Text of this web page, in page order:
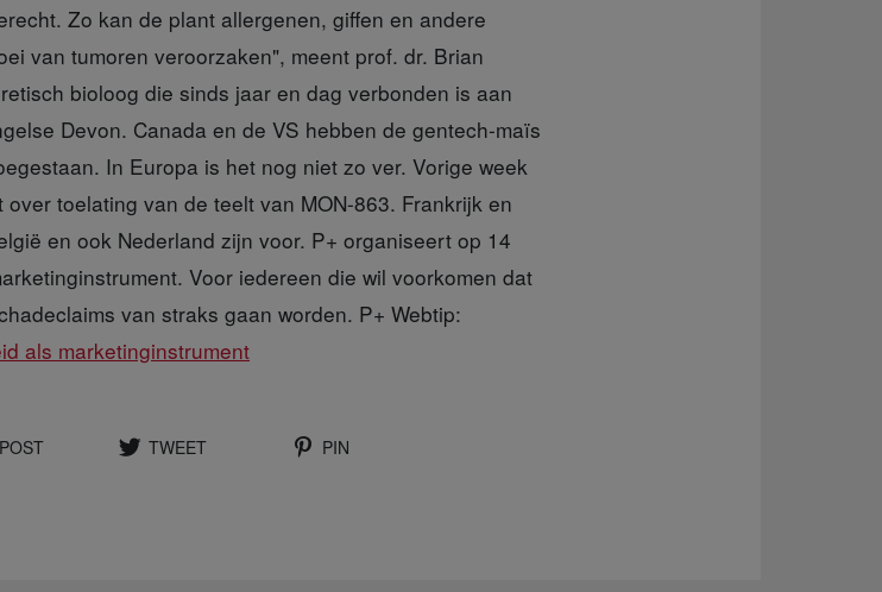
Zo kan de plant allergenen, giffen en andere
van tumoren veroorzaken", meent prof. dr. Brian
bioloog die sinds jaar en dag verbonden is aan
Devon. Canada en de VS hebben de gentech-maïs
In Europa is het nog niet zo ver. Vorige week
toelating van de teelt van MON-863. Frankrijk en
en ook Nederland zijn voor. P+ organiseert op 14
Voor iedereen die wil voorkomen dat
van straks gaan worden. P+ Webtip:
als marketinginstrument
POST TWEET PIN